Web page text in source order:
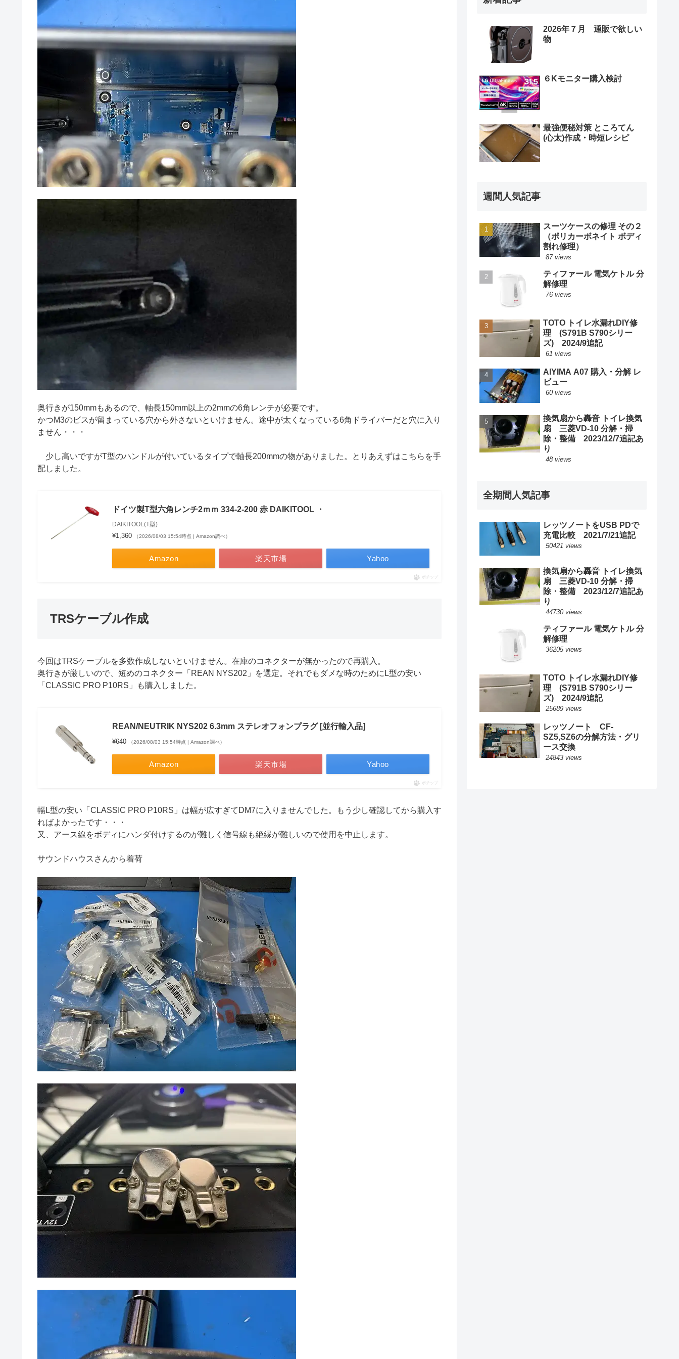
奥行きが150mmもあるので、軸長150mm以上の2mmの6角レンチが必要です。
かつM3のビスが留まっている穴から外さないといけません。途中が太くなっている6角ドライバーだと穴に入り
ません・・・
少し高いですがT型のハンドルが付いているタイプで軸長200mmの物がありました。とりあえずはこちらを手
配しました。
ドイツ製T型六角レンチ2ｍｍ 334-2-200 赤 DAIKITOOL ・
DAIKITOOL(T型)
¥1,360 （2026/08/03 15:54時点 | Amazon調べ）
Amazon 楽天市場 Yahoo
ポチップ
TRSケーブル作成
今回はTRSケーブルを多数作成しないといけません。在庫のコネクターが無かったので再購入。
奥行きが厳しいので、短めのコネクター「REAN NYS202」を選定。それでもダメな時のためにL型の安い
「CLASSIC PRO P10RS」も購入しました。
REAN/NEUTRIK NYS202 6.3mm ステレオフォンプラグ [並行輸入品]
¥640 （2026/08/03 15:54時点 | Amazon調べ）
Amazon 楽天市場 Yahoo
ポチップ
幅L型の安い「CLASSIC PRO P10RS」は幅が広すぎてDM7に入りませんでした。もう少し確認してから購入す
ればよかったです・・・
又、アース線をボディにハンダ付けするのが難しく信号線も絶縁が難しいので使用を中止します。
サウンドハウスさんから着荷
2026年７月 通販で欲しい
物
６Kモニター購入検討
最強便秘対策 ところてん
(心太)作成・時短レシピ
週間人気記事
スーツケースの修理 その２
（ポリカーボネイト ボディ
割れ修理）
87 views
ティファール 電気ケトル 分
解修理
76 views
TOTO トイレ水漏れDIY修
理 (S791B S790シリー
ズ) 2024/9追記
61 views
AIYIMA A07 購入・分解 レ
ビュー
60 views
換気扇から轟音 トイレ換気
扇 三菱VD-10 分解・掃
除・整備 2023/12/7追記あ
り
48 views
全期間人気記事
レッツノートをUSB PDで
充電比較 2021/7/21追記
50421 views
換気扇から轟音 トイレ換気
扇 三菱VD-10 分解・掃
除・整備 2023/12/7追記あ
り
44730 views
ティファール 電気ケトル 分
解修理
36205 views
TOTO トイレ水漏れDIY修
理 (S791B S790シリー
ズ) 2024/9追記
25689 views
レッツノート CF-
SZ5,SZ6の分解方法・グリ
ース交換
24843 views